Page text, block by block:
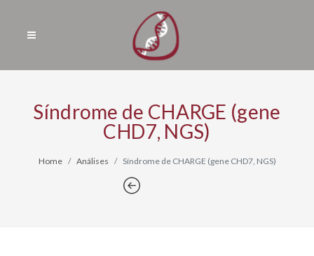
Síndrome de CHARGE (gene
CHD7, NGS)
Home Análises Síndrome de CHARGE (gene CHD7, NGS)